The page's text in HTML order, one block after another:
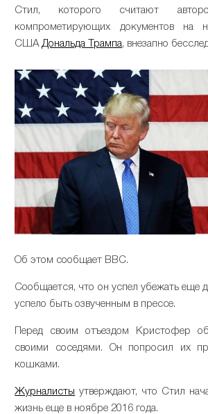
Стил, которого считают
компрометирующих документов на
СШАДональда Трампа, внезапно
Об этом сообщает ВВС.
Сообщается, что он успел убежать еще
успело быть озвученным в прессе.
Перед своим отъездом Кристофер
своими соседями. Он попросил их
кошками.
Журналисты утверждают, что Стил
жизнь еще в ноябре 2016 года.